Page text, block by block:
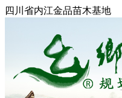
四川省内江金品苗木基地